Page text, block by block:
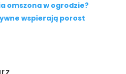
omszona w ogrodzie?
wspierają porost